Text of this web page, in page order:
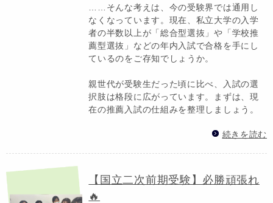
……そんな考えは、今の受験界では通用し
なくなっています。現在、私立大学の入学
者の半数以上が「総合型選抜」や「学校推
薦型選抜」などの年内入試で合格を手にし
ているのをご存知でしょうか。
親世代が受験生だった頃に比べ、入試の選
択肢は格段に広がっています。まずは、現
在の推薦入試の仕組みを整理しましょう。
続きを読む
【国立二次前期受験】必勝頑張れ
🔥